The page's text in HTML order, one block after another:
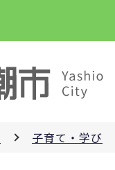
子育て・学び